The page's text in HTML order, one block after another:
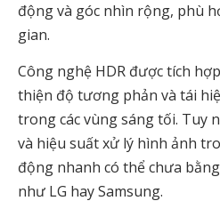
động và góc nhìn rộng, phù
gian.
Công nghệ HDR được tích
thiện độ tương phản và tái
trong các vùng sáng tối. Tuy
và hiệu suất xử lý hình ảnh
động nhanh có thể chưa
như LG hay Samsung.